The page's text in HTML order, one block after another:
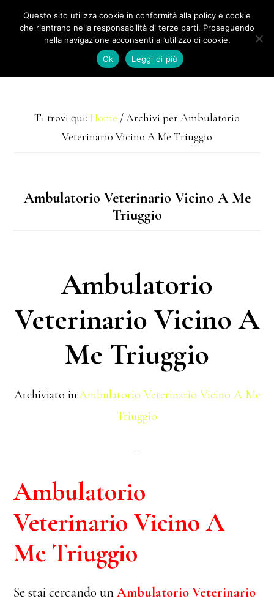
Passa
principale
MENU
Ti trovi qui: Home /Archivi per Ambulatorio
Veterinario Vicino A Me Triuggio
Ambulatorio Veterinario Vicino A Me
Triuggio
Ambulatorio
Veterinario Vicino A
Me Triuggio
Archiviato in:Ambulatorio Veterinario Vicino A Me
Triuggio
Ambulatorio
Veterinario Vicino A
Me Triuggio
Se stai cercando unAmbulatorio Veterinario
Questo sito utilizza cookie in conformità alla policy e cookie
che rientrano nella responsabilità di terze parti. Proseguendo
nella navigazione acconsenti all’utilizzo di cookie.
Ok
Leggi di più